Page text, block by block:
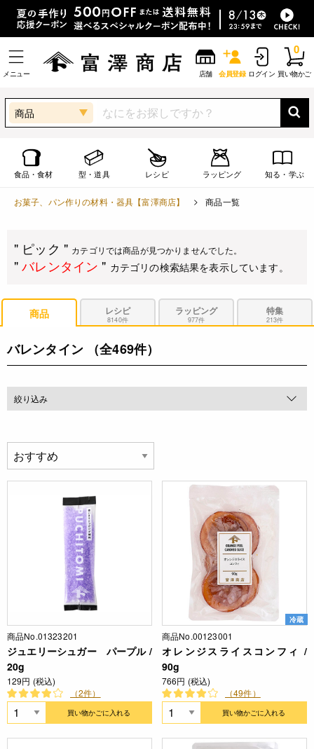
メニュー 店舗 会員登録 ログイン 買い物かご
0
商品
食品・食材 型・道具 レシピ ラッピング 知る・学ぶ
お菓子、パン作りの材料・器具【富澤商店】 商品一覧
" ピック " カテゴリでは商品が見つかりませんでした。
"バレンタイン " カテゴリの検索結果を表示しています。
商品 レシピ
8140件
ラッピング
977件
特集
213件
バレンタイン （全469件）
絞り込み
商品No.01323201
ジュエリーシュガー パープル /
20g
129円 (税込)
（2件）
買い物かごに入れる
冷蔵
商品No.00123001
オレンジスライスコンフィ /
90g
766円 (税込)
（49件）
買い物かごに入れる